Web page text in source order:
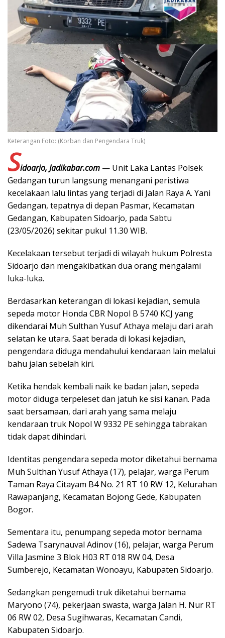
Keterangan Foto: (Korban dan Pengendara Truk)
Sidoarjo, Jadikabar.com — Unit Laka Lantas Polsek
Gedangan turun langsung menangani peristiwa
kecelakaan lalu lintas yang terjadi di Jalan Raya A. Yani
Gedangan, tepatnya di depan Pasmar, Kecamatan
Gedangan, Kabupaten Sidoarjo, pada Sabtu
(23/05/2026) sekitar pukul 11.30 WIB.
Kecelakaan tersebut terjadi di wilayah hukum Polresta
Sidoarjo dan mengakibatkan dua orang mengalami
luka-luka.
Berdasarkan keterangan di lokasi kejadian, semula
sepeda motor Honda CBR Nopol B 5740 KCJ yang
dikendarai Muh Sulthan Yusuf Athaya melaju dari arah
selatan ke utara. Saat berada di lokasi kejadian,
pengendara diduga mendahului kendaraan lain melalui
bahu jalan sebelah kiri.
Ketika hendak kembali naik ke badan jalan, sepeda
motor diduga terpeleset dan jatuh ke sisi kanan. Pada
saat bersamaan, dari arah yang sama melaju
kendaraan truk Nopol W 9332 PE sehingga tabrakan
tidak dapat dihindari.
Identitas pengendara sepeda motor diketahui bernama
Muh Sulthan Yusuf Athaya (17), pelajar, warga Perum
Taman Raya Citayam B4 No. 21 RT 10 RW 12, Kelurahan
Rawapanjang, Kecamatan Bojong Gede, Kabupaten
Bogor.
Sementara itu, penumpang sepeda motor bernama
Sadewa Tsarynauval Adinov (16), pelajar, warga Perum
Villa Jasmine 3 Blok H03 RT 018 RW 04, Desa
Sumberejo, Kecamatan Wonoayu, Kabupaten Sidoarjo.
Sedangkan pengemudi truk diketahui bernama
Maryono (74), pekerjaan swasta, warga Jalan H. Nur RT
06 RW 02, Desa Sugihwaras, Kecamatan Candi,
Kabupaten Sidoarjo.